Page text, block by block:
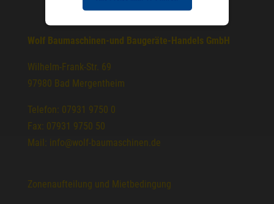
Wolf Baumaschinen-und Baugeräte-Handels GmbH
Wilhelm-Frank-Str. 69
97980 Bad Mergentheim
Telefon: 07931 9750 0
Fax: 07931 9750 50
Mail: info@wolf-baumaschinen.de
Zonenaufteilung und Mietbedingung